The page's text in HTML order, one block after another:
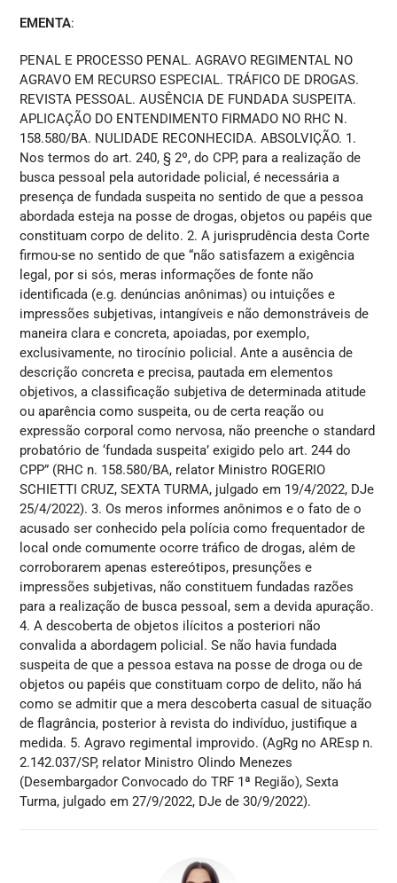
EMENTA:
PENAL E PROCESSO PENAL. AGRAVO REGIMENTAL NO
AGRAVO EM RECURSO ESPECIAL. TRÁFICO DE DROGAS.
REVISTA PESSOAL. AUSÊNCIA DE FUNDADA SUSPEITA.
APLICAÇÃO DO ENTENDIMENTO FIRMADO NO RHC N.
158.580/BA. NULIDADE RECONHECIDA. ABSOLVIÇÃO. 1.
Nos termos do art. 240, § 2º, do CPP, para a realização de
busca pessoal pela autoridade policial, é necessária a
presença de fundada suspeita no sentido de que a pessoa
abordada esteja na posse de drogas, objetos ou papéis que
constituam corpo de delito. 2. A jurisprudência desta Corte
firmou-se no sentido de que “não satisfazem a exigência
legal, por si sós, meras informações de fonte não
identificada (e.g. denúncias anônimas) ou intuições e
impressões subjetivas, intangíveis e não demonstráveis de
maneira clara e concreta, apoiadas, por exemplo,
exclusivamente, no tirocínio policial. Ante a ausência de
descrição concreta e precisa, pautada em elementos
objetivos, a classificação subjetiva de determinada atitude
ou aparência como suspeita, ou de certa reação ou
expressão corporal como nervosa, não preenche o standard
probatório de ‘fundada suspeita’ exigido pelo art. 244 do
CPP” (RHC n. 158.580/BA, relator Ministro ROGERIO
SCHIETTI CRUZ, SEXTA TURMA, julgado em 19/4/2022, DJe
25/4/2022). 3. Os meros informes anônimos e o fato de o
acusado ser conhecido pela polícia como frequentador de
local onde comumente ocorre tráfico de drogas, além de
corroborarem apenas estereótipos, presunções e
impressões subjetivas, não constituem fundadas razões
para a realização de busca pessoal, sem a devida apuração.
4. A descoberta de objetos ilícitos a posteriori não
convalida a abordagem policial. Se não havia fundada
suspeita de que a pessoa estava na posse de droga ou de
objetos ou papéis que constituam corpo de delito, não há
como se admitir que a mera descoberta casual de situação
de flagrância, posterior à revista do indivíduo, justifique a
medida. 5. Agravo regimental improvido. (AgRg no AREsp n.
2.142.037/SP, relator Ministro Olindo Menezes
(Desembargador Convocado do TRF 1ª Região), Sexta
Turma, julgado em 27/9/2022, DJe de 30/9/2022).